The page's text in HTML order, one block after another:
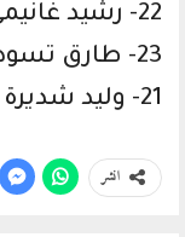
22- رشيد غانيمي
23- طارق تسودالي
21- وليد شديرة
انشر